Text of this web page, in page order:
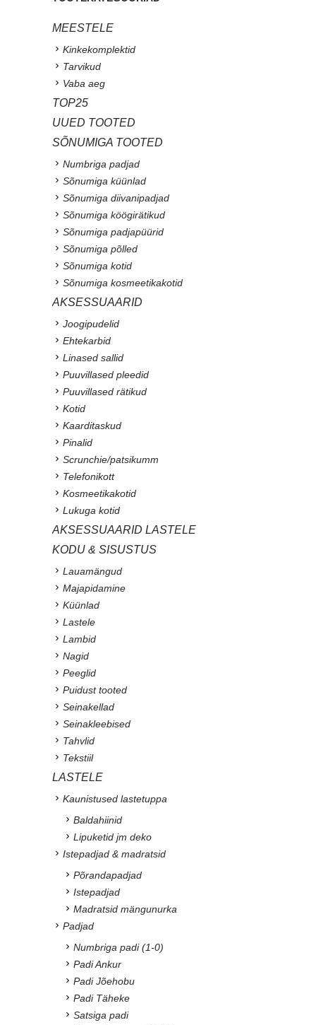
MEESTELE
Kinkekomplektid
Tarvikud
Vaba aeg
TOP25
UUED TOOTED
SÕNUMIGA TOOTED
Numbriga padjad
Sõnumiga küünlad
Sõnumiga diivanipadjad
Sõnumiga köögirätikud
Sõnumiga padjapüürid
Sõnumiga põlled
Sõnumiga kotid
Sõnumiga kosmeetikakotid
AKSESSUAARID
Joogipudelid
Ehtekarbid
Linased sallid
Puuvillased pleedid
Puuvillased rätikud
Kotid
Kaarditaskud
Pinalid
Scrunchie/patsikumm
Telefonikott
Kosmeetikakotid
Lukuga kotid
AKSESSUAARID LASTELE
KODU & SISUSTUS
Lauamängud
Majapidamine
Küünlad
Lastele
Lambid
Nagid
Peeglid
Puidust tooted
Seinakellad
Seinakleebised
Tahvlid
Tekstiil
LASTELE
Kaunistused lastetuppa
Baldahiinid
Lipuketid jm deko
Istepadjad & madratsid
Põrandapadjad
Istepadjad
Madratsid mängunurka
Padjad
Numbriga padi (1-0)
Padi Ankur
Padi Jõehobu
Padi Täheke
Satsiga padi